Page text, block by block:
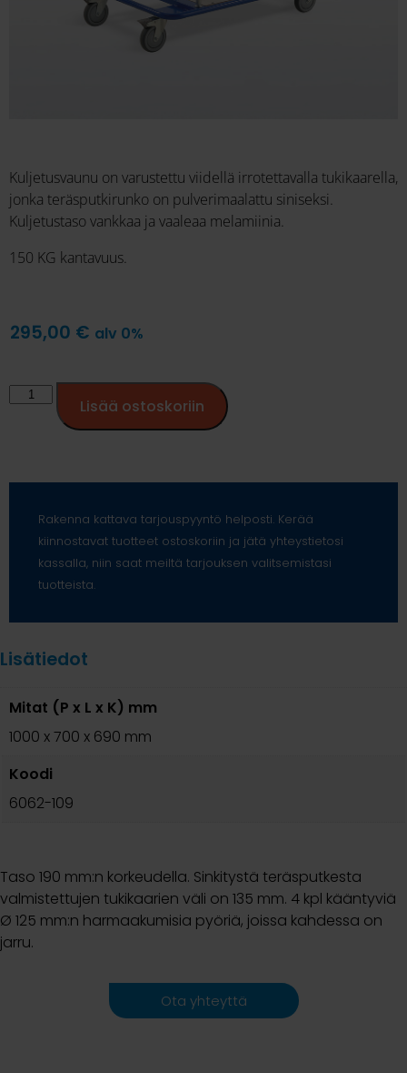
Kuljetusvaunu on varustettu viidellä irrotettavalla tukikaarella,
jonka teräsputkirunko on pulverimaalattu siniseksi.
Kuljetustaso vankkaa ja vaaleaa melamiinia.
150 KG kantavuus.
295,00 € alv 0%
Lisää ostoskoriin
Rakenna kattava tarjouspyyntö helposti. Kerää
kiinnostavat tuotteet ostoskoriin ja jätä yhteystietosi
kassalla, niin saat meiltä tarjouksen valitsemistasi
tuotteista.
Lisätiedot
Mitat (P x L x K) mm
1000 x 700 x 690 mm
Koodi
6062-109
Taso 190 mm:n korkeudella. Sinkitystä teräsputkesta
valmistettujen tukikaarien väli on 135 mm. 4 kpl kääntyviä
Ø 125 mm:n harmaakumisia pyöriä, joissa kahdessa on
jarru.
Ota yhteyttä